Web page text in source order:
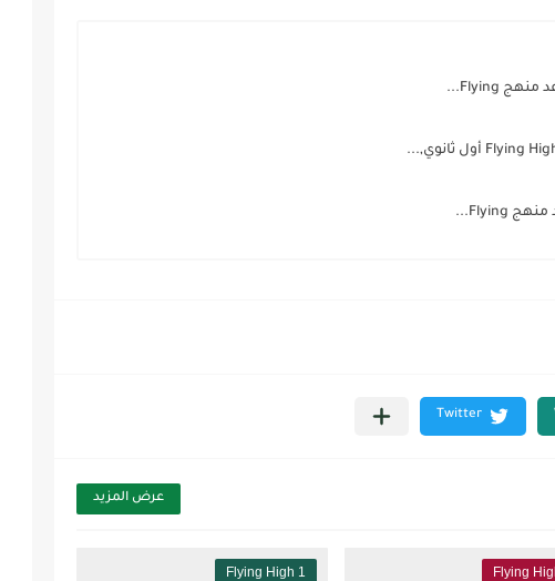
عرض المزيد
Flying
Flying High 1